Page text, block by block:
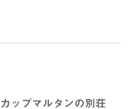
ップマルタンの別荘